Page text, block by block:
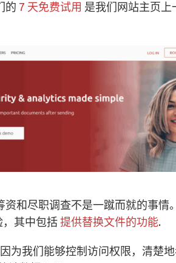
的 7 天免费试用 是我们网站主页上
资和尽职调查不是一蹴而就的事情
其中包括提供替换文件的功能.
为我们能够控制访问权限，清楚